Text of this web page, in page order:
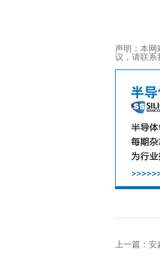
声明：本网
议，请联系
上一篇： 安